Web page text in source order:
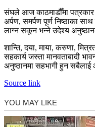
संघले आज काठमाडौँमा पत्रकार
अर्पण, समर्पण पूर्ण निष्ठाका साथ
लाग्न सकून भन्ने उदेश्य
शान्ति, दया, माया, करुणा,
सहकार्य जस्ता मानवताबादी
अनुष्ठानमा सहभागी हुन सबैलाई
Source link